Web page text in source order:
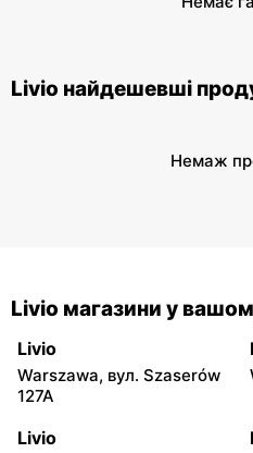
Livio найдешевші
Немаж
Livio магазини у
Livio
Warszawa, вул. Szaserów
127A
Livio